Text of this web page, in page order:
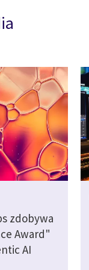
zdobywa
Award"
AI